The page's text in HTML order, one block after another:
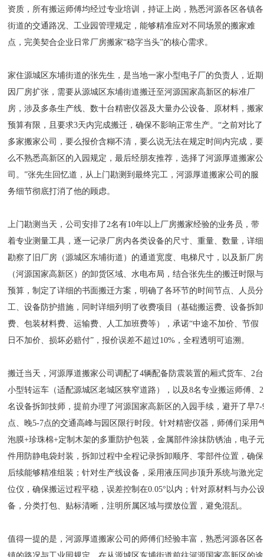
资质，所有搬运师傅均经过专业培训，持证上岗，熟悉河源各区各镇各
街道的交通路况、工业园管理规定，能够精准应对不同场景的搬家难
点，完美契合企业日常厂房搬家“稳字当头”的核心需求。
家住源城区东埔街道的张先生，是当地一家小型电子厂的负责人，近期
因厂房扩张，需要从源城区东埔街道搬迁至河源国家高新区的标准厂
房，涉及多条生产线、数十台精密仪器及大量办公设备、原材料，搬家
预算有限，且要求3天内完成搬迁，确保不影响正常生产。“之前对比了
多家搬家公司，要么报价含糊不清，要么说无法在规定时间内完成，要
么不熟悉高新区的入园规定，最后经朋友推荐，选择了河源厚道搬家公
司。”张先生回忆道，从上门勘测到最终完工，河源厚道搬家公司的服
务细节彻底打消了他的顾虑。
上门勘测当天，公司安排了2名有10年以上厂房搬家经验的业务员，带
着专业测量工具，逐一记录厂房内各类设备的尺寸、重量、数量，详细
勘察了旧厂房（源城区东埔街道）的通道宽度、电梯尺寸，以及新厂房
（河源国家高新区）的卸货区域、水电布局，结合张先生的搬迁时限与
预算，制定了详细的书面搬迁方案，明确了各环节的时间节点、人员分
工、设备防护措施，同时详细列明了收费项目（基础搬运费、设备拆卸
费、包装材料费、运输费、人工加班费等），承诺“中途不加价、节假
日不加价、损坏必赔付”，报价误差不超过10%，全程透明可追溯。
搬迁当天，河源厚道搬家公司调配了4辆配备防震装置的厢式货车、2台
小型转运车（适配源城区老城区狭窄道路），以及8名专业搬运师傅、2
名设备拆卸技师，提前办理了河源国家高新区的入园手续，避开了早7-
点、晚5-7点的交通高峰与园区限行时段。针对精密仪器，师傅们采用
泡膜+珍珠棉+定制木架的多重防护包装，金属部件涂抹防锈油，电子
件用防静电袋封装，拆卸过程中全程记录拆卸顺序、零部件位置，确保
后续能够精准组装；针对生产线设备，采用液压同步顶升系统与激光定
位仪，确保搬运过程平稳，误差控制在0.05°以内；针对原材料与办公
备，分类打包、贴标清晰，注明所属区域与摆放位置，避免混乱。
值得一提的是，河源厚道搬家公司的师傅们经验丰富，熟悉河源各区各